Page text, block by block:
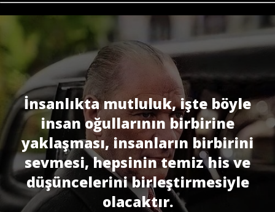
İnsanlıkta mutluluk, işte böyle
insan oğullarının birbirine
yaklaşması, insanların birbirini
sevmesi, hepsinin temiz his ve
düşüncelerini birleştirmesiyle
olacaktır.